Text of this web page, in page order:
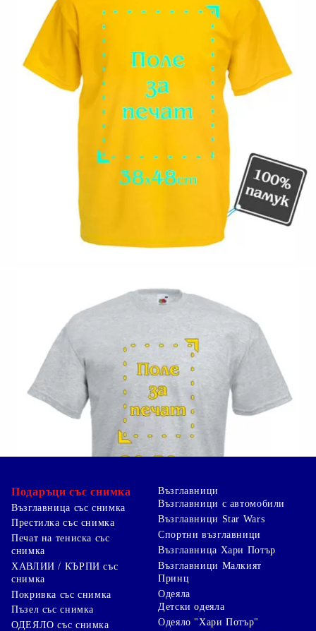
Добавете текст за отпечатване:
Коментар към продукта:
Подаръци със снимка
Възглавница със снимка
Престилка със снимка
Печат на тениска със
снимка
ХАВЛИИ / КЪРПИ със
снимка
Покривка със снимка
Пъзел със снимка
ОДЕЯЛО със снимка
Възглавници
Възглавници с автомобили
Възглавници Star Wars
Спортни възглавници
Възглавница Хари Потър
Възглавници Малкият
Принц
Одеяла
Детски одеяла
Одеяло "Хари Потър"